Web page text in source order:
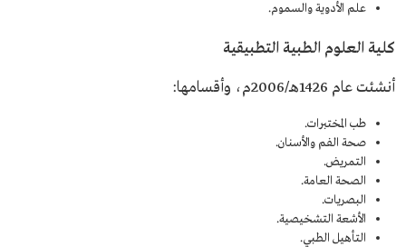
علم الأدوية والسموم.
كلية العلوم الطبية التطبيقية
أنشئت عام 1426هـ/2006م، وأقسامها:
طب المختبرات.
صحة الفم والأسنان.
التمريض.
الصحة العامة.
البصريات.
الأشعة التشخيصية.
التأهيل الطبي.